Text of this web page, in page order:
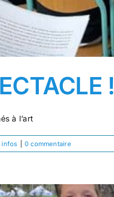
!
à l’art
infos 0 commentaire